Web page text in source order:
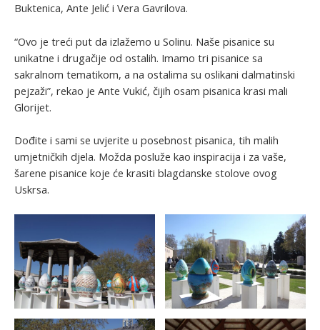
Buktenica, Ante Jelić i Vera Gavrilova.
“Ovo je treći put da izlažemo u Solinu. Naše pisanice su
unikatne i drugačije od ostalih. Imamo tri pisanice sa
sakralnom tematikom, a na ostalima su oslikani dalmatinski
pejzaži”, rekao je Ante Vukić, čijih osam pisanica krasi mali
Glorijet.
Dođite i sami se uvjerite u posebnost pisanica, tih malih
umjetničkih djela. Možda posluže kao inspiracija i za vaše,
šarene pisanice koje će krasiti blagdanske stolove ovog
Uskrsa.